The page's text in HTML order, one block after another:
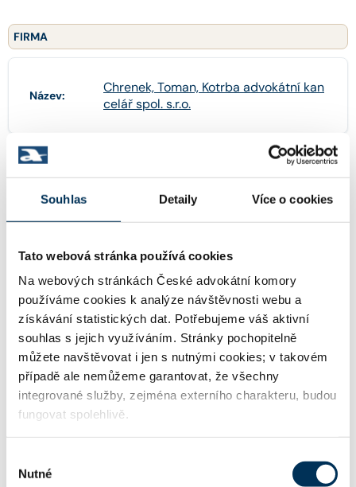
Souhlas Detaily Více o cookies
Tato webová stránka používá cookies
Na webových stránkách České advokátní komory
používáme cookies k analýze návštěvnosti webu a
získávání statistických dat. Potřebujeme váš aktivní
souhlas s jejich využíváním. Stránky pochopitelně
můžete navštěvovat i jen s nutnými cookies; v takovém
případě ale nemůžeme garantovat, že všechny
integrované služby, zejména externího charakteru, budou
fungovat spolehlivě.
souhlasu
Nutné
FIRMA
Název:
Chrenek, Toman, Kotrba advokátní kan
celář spol. s.r.o.
WWW: http://www.chrenektomankotrba.cz
Email: kancelar@chtk.cz
Telefon: +420221875402